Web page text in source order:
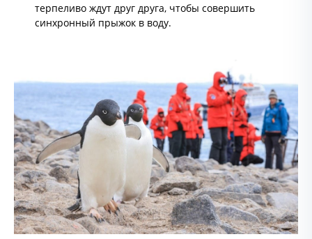
терпеливо ждут друг друга, чтобы совершить
синхронный прыжок в воду.